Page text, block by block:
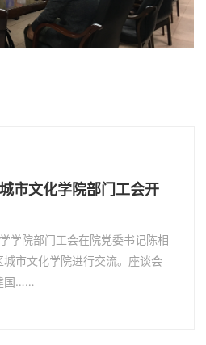
市文化学院部门工会开
学院部门工会在院党委书记陈相
市文化学院进行交流。座谈会
国……